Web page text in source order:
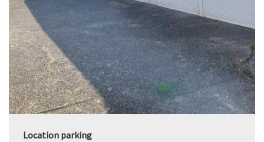
Location parking